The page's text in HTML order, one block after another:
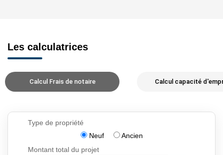
Les calculatrices
Calcul Frais de notaire Calcul capacité